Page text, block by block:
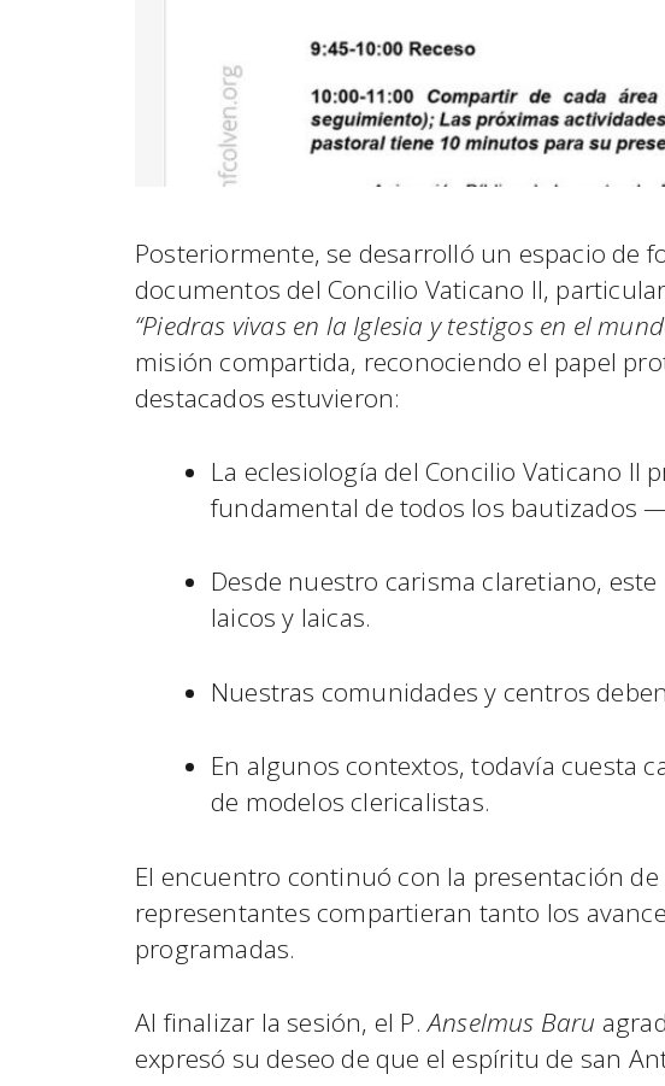
Posteriormente, se desarrolló un espacio de
documentos del Concilio Vaticano II,
“Piedras vivas en la Iglesia y testigos en el
misión compartida, reconociendo el papel
destacados estuvieron:
La eclesiología del Concilio Vaticano II
fundamental de todos los bautizados
Desde nuestro carisma claretiano,
laicos y laicas.
Nuestras comunidades y centros
En algunos contextos, todavía cuesta
de modelos clericalistas.
El encuentro continuó con la presentación
representantes compartieran tanto los
programadas.
Al finalizar la sesión, el P.Anselmus Baru
expresó su deseo de que el espíritu de san